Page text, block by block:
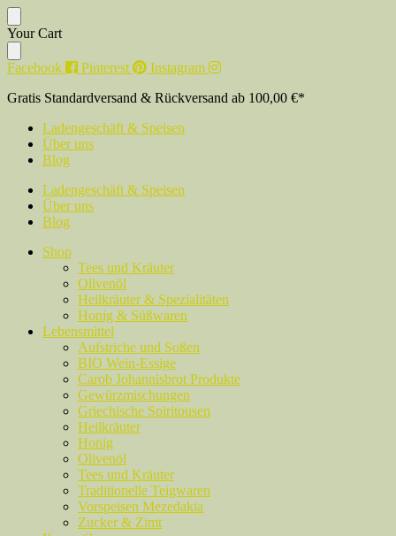
Inhalt
springen
Skip
to
navigation
Skip
to
content
Your Cart
Facebook Pinterest
Instagram
Gratis Standardversand & Rückversand ab 100,00 €*
Ladengeschäft & Speisen
Über uns
Blog
Ladengeschäft & Speisen
Über uns
Blog
Shop
Tees und Kräuter
Olivenöl
Heilkräuter & Spezialitäten
Honig & Süßwaren
Lebensmittel
Aufstriche und Soßen
BIO Wein-Essige
Carob Johannisbrot Produkte
Gewürzmischungen
Griechische Spiritousen
Heilkräuter
Honig
Olivenöl
Tees und Kräuter
Traditionelle Teigwaren
Vorspeisen Mezedakia
Zucker & Zimt